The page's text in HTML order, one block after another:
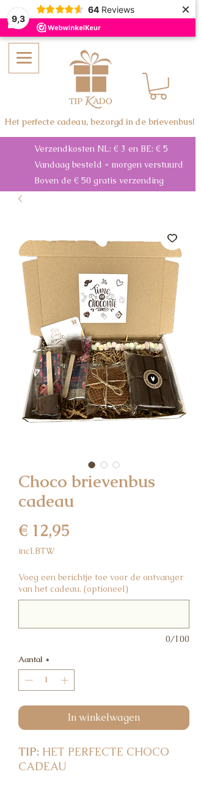
9,3
64 Reviews ×
Verzendkosten NL: € 3 en BE: € 5
Vandaag besteld = morgen verstuurd
Boven de € 50 gratis verzending
Het perfecte cadeau, bezorgd in de brievenbus!
Choco brievenbus
cadeau
€ 12,95
incl.BTW
Voeg een berichtje toe voor de ontvanger
van het cadeau. (optioneel)
0/100
Aantal *
In winkelwagen
TIP: HET PERFECTE CHOCO
CADEAU